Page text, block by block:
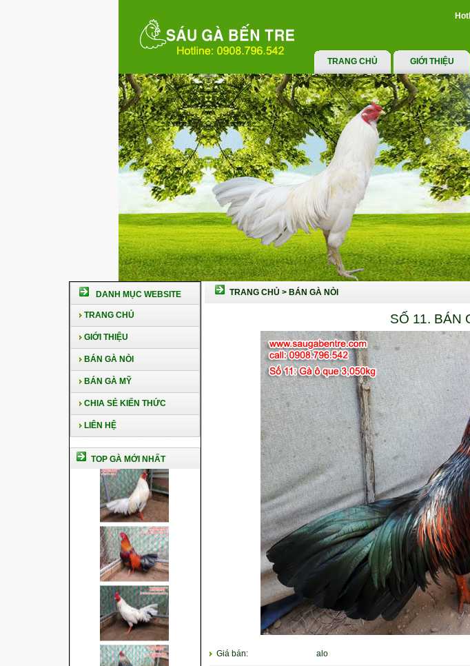
TRANG CHỦ GIỚI THIỆU
DANH MỤC WEBSITE
TRANG CHỦ
GIỚI THIỆU
BÁN GÀ NÒI
BÁN GÀ MỸ
CHIA SẺ KIẾN THỨC
LIÊN HỆ
TOP GÀ MỚI NHẤT
TRANG CHỦ > BÁN GÀ NÒI
SỐ 11. BÁN
Giá bán: alo